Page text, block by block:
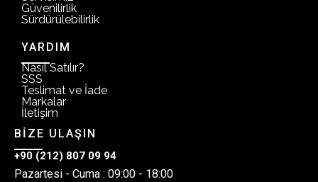
Güvenilirlik
Sürdürülebilirlik
YARDIM
Nasıl Satılır?
SSS
Teslimat ve İade
Markalar
İletişim
BİZE ULAŞIN
+90 (212) 807 09 94
Pazartesi - Cuma : 09:00 - 18:00